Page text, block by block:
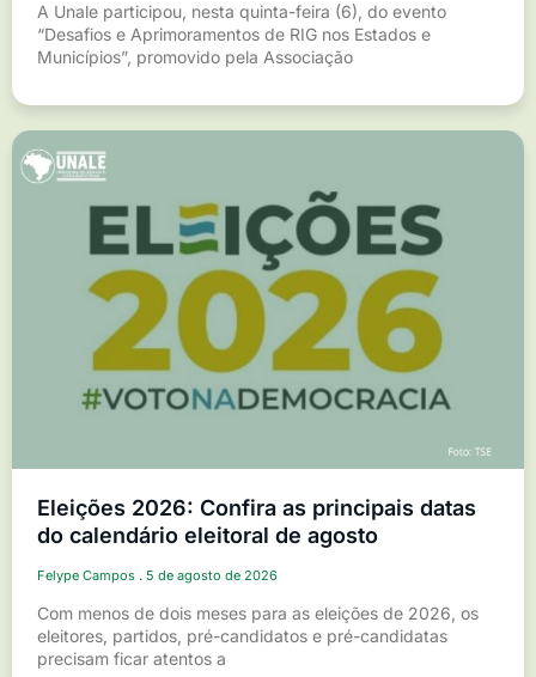
A Unale participou, nesta quinta-feira (6), do evento
“Desafios e Aprimoramentos de RIG nos Estados e
Municípios”, promovido pela Associação
Eleições 2026: Confira as principais datas
do calendário eleitoral de agosto
Felype Campos 5 de agosto de 2026
Com menos de dois meses para as eleições de 2026, os
eleitores, partidos, pré-candidatos e pré-candidatas
precisam ficar atentos a